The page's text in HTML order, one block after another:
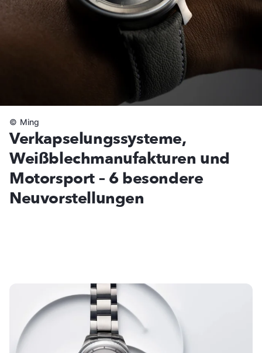
Verkapselungssysteme,
Weißblechmanufakturen und
Motorsport – 6 besondere
Neuvorstellungen
© Ming